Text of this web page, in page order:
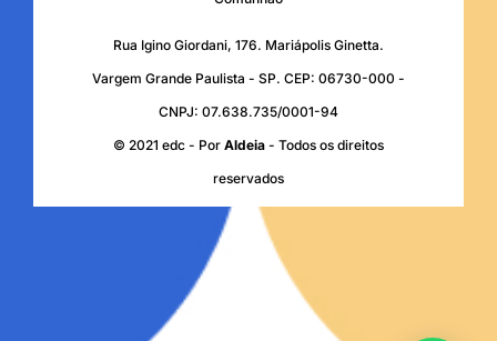
Rua Igino Giordani, 176. Mariápolis Ginetta.
Vargem Grande Paulista - SP. CEP: 06730-000 -
CNPJ: 07.638.735/0001-94
© 2021 edc - Por Aldeia - Todos os direitos
reservados